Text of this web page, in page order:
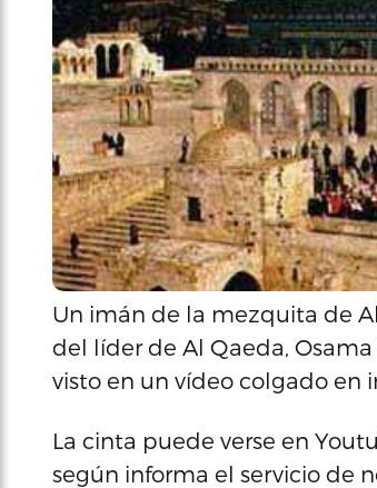
Un imán de la mezquita de
del líder de Al Qaeda,
visto en un vídeo colgado en
La cinta puede verse en
según informa el servicio de